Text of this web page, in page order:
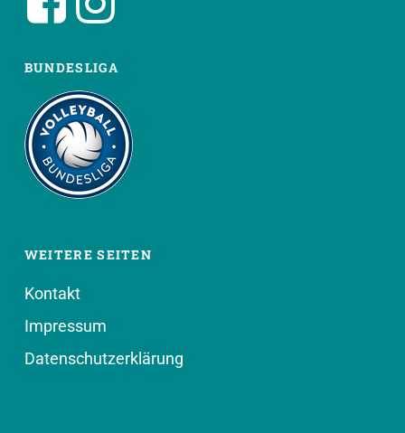
BUNDESLIGA
WEITERE SEITEN
Kontakt
Impressum
Datenschutzerklärung